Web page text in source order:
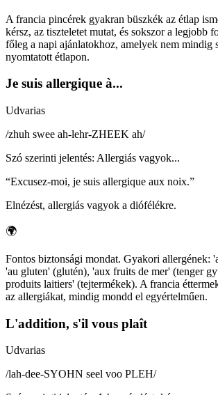
A francia pincérek gyakran büszkék az étlap
kérsz, az tiszteletet mutat, és sokszor a legjobb
főleg a napi ajánlatokhoz, amelyek nem mindig
nyomtatott étlapon.
Je suis allergique à...
Udvarias
/zhuh swee ah-lehr-ZHEEK ah/
Szó szerinti jelentés: Allergiás vagyok...
“Excusez-moi, je suis allergique aux noix.”
Elnézést, allergiás vagyok a diófélékre.
🌍
Fontos biztonsági mondat. Gyakori allergének:
'au gluten' (glutén), 'aux fruits de mer' (tenger
produits laitiers' (tejtermékek). A francia
az allergiákat, mindig mondd el egyértelműen.
L'addition, s'il vous plaît
Udvarias
/lah-dee-SYOHN seel voo PLEH/